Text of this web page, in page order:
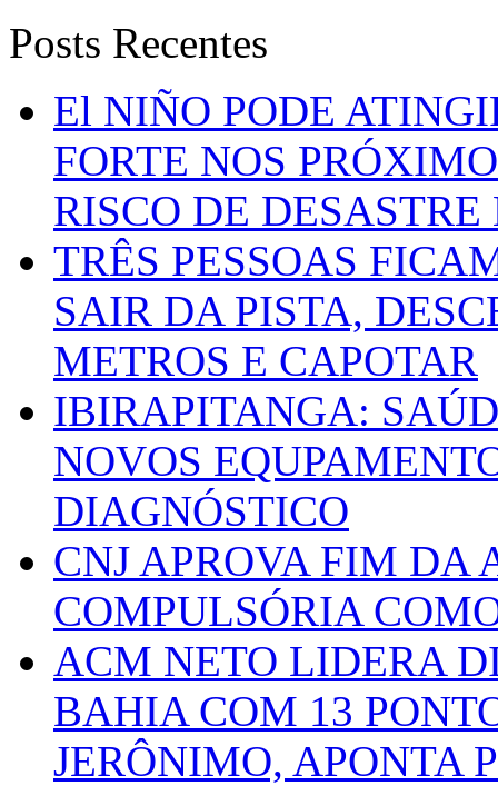
Posts Recentes
El NIÑO PODE
FORTE NOS
RISCO DE
TRÊS PESSOAS
SAIR DA PISTA,
METROS E CAPOTAR
IBIRAPITANGA:
NOVOS
DIAGNÓSTICO
CNJ APROVA FIM DA
COMPULSÓRIA
ACM NETO LIDERA
BAHIA COM 13
JERÔNIMO, APONTA